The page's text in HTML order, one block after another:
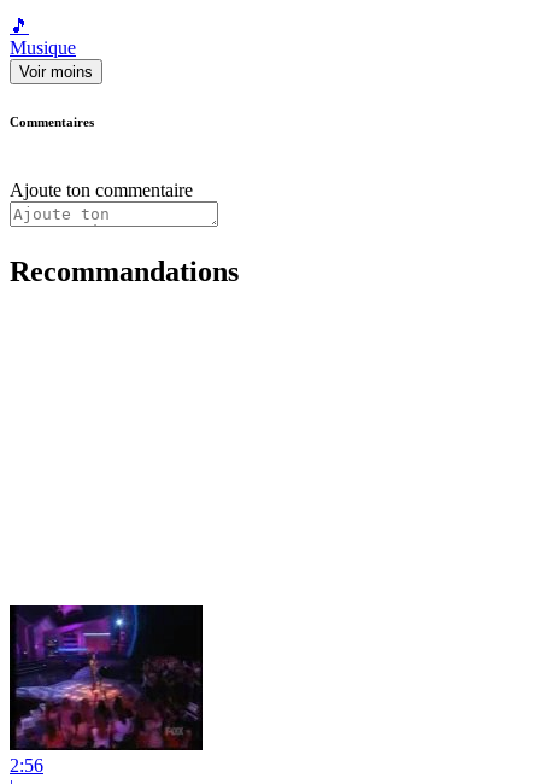
🎵
Musique
Voir moins
Commentaires
Ajoute ton commentaire
Recommandations
2:56